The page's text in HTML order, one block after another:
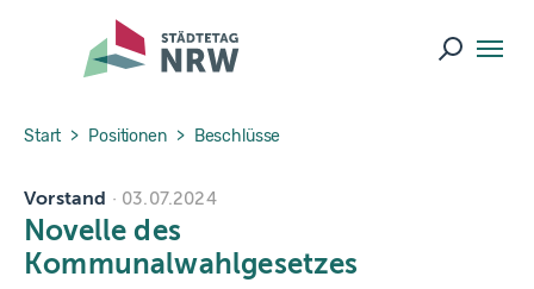
Skip to main navigation
Skip to main content
Skip to page footer
Suche
You are here:
Start Positionen Beschlüsse
Vorstand 03.07.2024
Novelle des
Kommunalwahlgesetzes